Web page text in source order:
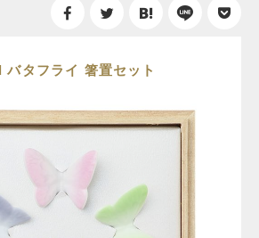
タフライ 箸置セット